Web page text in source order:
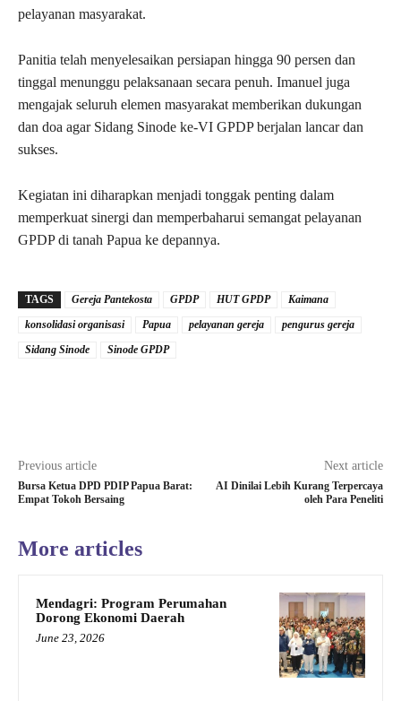
pelayanan masyarakat.
Panitia telah menyelesaikan persiapan hingga 90 persen dan
tinggal menunggu pelaksanaan secara penuh. Imanuel juga
mengajak seluruh elemen masyarakat memberikan dukungan
dan doa agar Sidang Sinode ke-VI GPDP berjalan lancar dan
sukses.
Kegiatan ini diharapkan menjadi tonggak penting dalam
memperkuat sinergi dan memperbaharui semangat pelayanan
GPDP di tanah Papua ke depannya.
TAGS Gereja Pantekosta GPDP HUT GPDP
Kaimana
konsolidasi organisasi
Papua pelayanan gereja
pengurus gereja
Sidang Sinode
Sinode GPDP
Previous article
Bursa Ketua DPD PDIP Papua Barat:
Empat Tokoh Bersaing
Next article
AI Dinilai Lebih Kurang Terpercaya
oleh Para Peneliti
More articles
Mendagri: Program Perumahan
Dorong Ekonomi Daerah
June 23, 2026